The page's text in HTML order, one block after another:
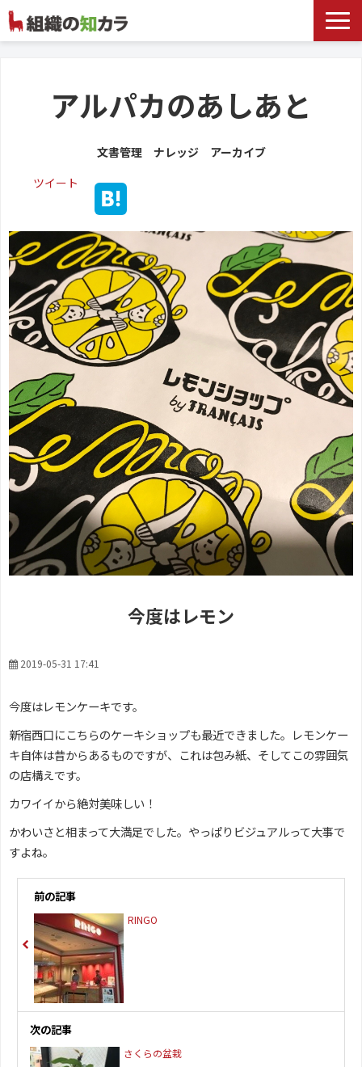
お役立ち記事
記事カテゴリ一覧
お客様事例
アルパカのあしあと
文書管理 ナレッジ アーカイブ
ツイート
今度はレモン
2019-05-31 17:41
今度はレモンケーキです。
新宿西口にこちらのケーキショップも最近できました。レモンケー
キ自体は昔からあるものですが、これは包み紙、そしてこの雰囲気
の店構えです。
カワイイから絶対美味しい！
かわいさと相まって大満足でした。やっぱりビジュアルって大事で
すよね。
前の記事
RINGO
次の記事
さくらの盆栽